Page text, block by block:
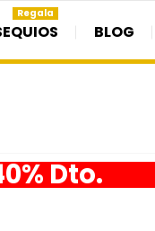
Regala
BLOG
Dto.